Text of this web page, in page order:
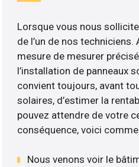
Lorsque vous nous
de l’un de nos
mesure de mesurer
l’installation de panneaux
convient toujours, avant
solaires, d’estimer la
pouvez attendre de votre
conséquence, voici
Nous venons voir le